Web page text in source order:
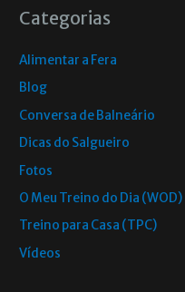
Categorias
Alimentar a Fera
Blog
Conversa de Balneário
Dicas do Salgueiro
Fotos
O Meu Treino do Dia (WOD)
Treino para Casa (TPC)
Vídeos